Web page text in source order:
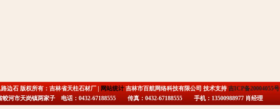
,路边石 版权所有：吉林省天柱石材厂 | 网站统计吉林市百航网络科技有限公司 技术支持吉ICP备20004055号
蛟河市天岗镇两家子 电话：0432-67188555 传真：0432-67188555 手机：13500988977 肖经理